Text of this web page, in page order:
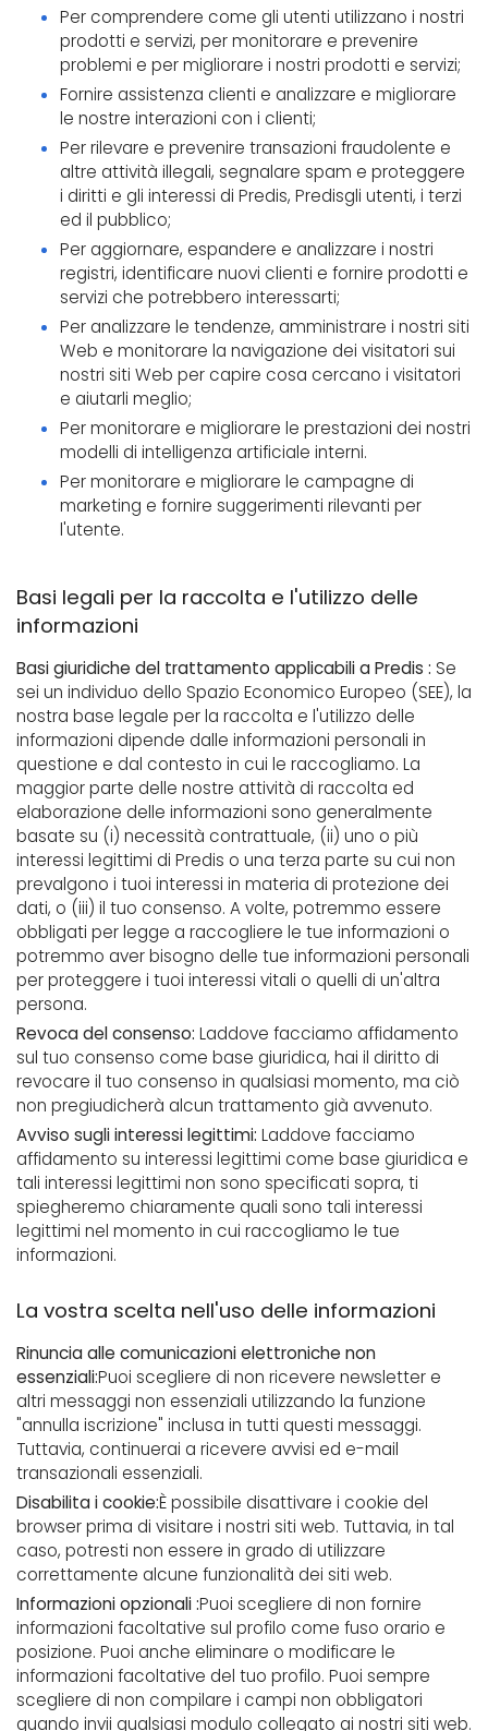
Per comprendere come gli utenti utilizzano i nostri
prodotti e servizi, per monitorare e prevenire
problemi e per migliorare i nostri prodotti e servizi;
Fornire assistenza clienti e analizzare e migliorare
le nostre interazioni con i clienti;
Per rilevare e prevenire transazioni fraudolente e
altre attività illegali, segnalare spam e proteggere
i diritti e gli interessi di Predis, Predisgli utenti, i terzi
ed il pubblico;
Per aggiornare, espandere e analizzare i nostri
registri, identificare nuovi clienti e fornire prodotti e
servizi che potrebbero interessarti;
Per analizzare le tendenze, amministrare i nostri siti
Web e monitorare la navigazione dei visitatori sui
nostri siti Web per capire cosa cercano i visitatori
e aiutarli meglio;
Per monitorare e migliorare le prestazioni dei nostri
modelli di intelligenza artificiale interni.
Per monitorare e migliorare le campagne di
marketing e fornire suggerimenti rilevanti per
l'utente.
Basi legali per la raccolta e l'utilizzo delle
informazioni
Basi giuridiche del trattamento applicabili a Predis : Se
sei un individuo dello Spazio Economico Europeo (SEE), la
nostra base legale per la raccolta e l'utilizzo delle
informazioni dipende dalle informazioni personali in
questione e dal contesto in cui le raccogliamo. La
maggior parte delle nostre attività di raccolta ed
elaborazione delle informazioni sono generalmente
basate su (i) necessità contrattuale, (ii) uno o più
interessi legittimi di Predis o una terza parte su cui non
prevalgono i tuoi interessi in materia di protezione dei
dati, o (iii) il tuo consenso. A volte, potremmo essere
obbligati per legge a raccogliere le tue informazioni o
potremmo aver bisogno delle tue informazioni personali
per proteggere i tuoi interessi vitali o quelli di un'altra
persona.
Revoca del consenso: Laddove facciamo affidamento
sul tuo consenso come base giuridica, hai il diritto di
revocare il tuo consenso in qualsiasi momento, ma ciò
non pregiudicherà alcun trattamento già avvenuto.
Avviso sugli interessi legittimi: Laddove facciamo
affidamento su interessi legittimi come base giuridica e
tali interessi legittimi non sono specificati sopra, ti
spiegheremo chiaramente quali sono tali interessi
legittimi nel momento in cui raccogliamo le tue
informazioni.
La vostra scelta nell'uso delle informazioni
Rinuncia alle comunicazioni elettroniche non
essenziali:Puoi scegliere di non ricevere newsletter e
altri messaggi non essenziali utilizzando la funzione
"annulla iscrizione" inclusa in tutti questi messaggi.
Tuttavia, continuerai a ricevere avvisi ed e-mail
transazionali essenziali.
Disabilita i cookie:È possibile disattivare i cookie del
browser prima di visitare i nostri siti web. Tuttavia, in tal
caso, potresti non essere in grado di utilizzare
correttamente alcune funzionalità dei siti web.
Informazioni opzionali :Puoi scegliere di non fornire
informazioni facoltative sul profilo come fuso orario e
posizione. Puoi anche eliminare o modificare le
informazioni facoltative del tuo profilo. Puoi sempre
scegliere di non compilare i campi non obbligatori
quando invii qualsiasi modulo collegato ai nostri siti web.